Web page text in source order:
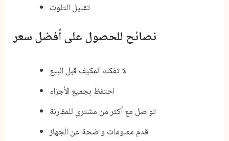
تقليل التلوث
نصائح للحصول على أفضل سعر
لا تفكك المكيف قبل البيع
احتفظ بجميع الأجزاء
تواصل مع أكثر من مشتري للمقارنة
قدم معلومات واضحة عن الجهاز